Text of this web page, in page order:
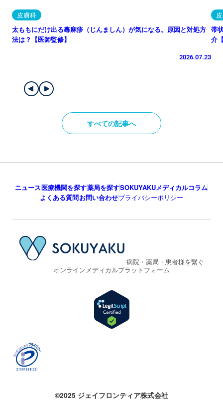
皮膚科
太ももにだけ出る蕁麻疹（じんましん）が気になる。原因と対処方
法は？【医師監修】
2026.07.23
帯
介
すべての記事へ
ニュース医療機関を探す薬局を探すSOKUYAKUメディカルコラム
よくある質問お問い合わせプライバシーポリシー
病院・薬局・患者様を繋ぐ
オンラインメディカルプラットフォーム
©2025 ジェイフロンティア株式会社